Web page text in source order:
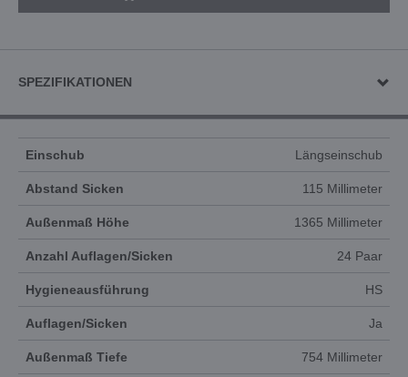
SPEZIFIKATIONEN
Einschub Längseinschub
Abstand Sicken 115 Millimeter
Außenmaß Höhe 1365 Millimeter
Anzahl Auflagen/Sicken 24 Paar
Hygieneausführung HS
Auflagen/Sicken Ja
Außenmaß Tiefe 754 Millimeter